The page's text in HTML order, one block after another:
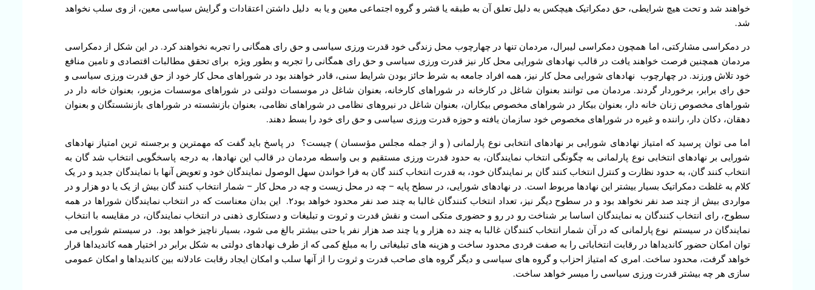
خواهند شد و تحت هیچ شرایطی، حق دمکراتیک هیچکس به دلیل تعلق آن به طبقه یا قشر و گروه اجتماعی معین و یا به دلیل داشتن اعتقادات و گرایش سیاسی معین، از وی سلب نخواهد
شد.
در دمکراسی مشارکتی، اما همچون دمکراسی لیبرال، مردمان تنها در چهارچوب محل زندگی خود قدرت ورزی سیاسی و حق رای همگانی را تجربه نخواهند کرد. در این شکل از دمکراسی
مردمان همچنین فرصت خواهند یافت در قالب نهادهای شورایی محل کار نیز قدرت ورزی سیاسی و حق رای همگانی را تجربه و بطور ویژه برای تحقق مطالبات اقتصادی و تامین منافع
خود تلاش ورزند. در چهارچوب نهادهای شورایی محل کار نیز، همه افراد جامعه به شرط حائز بودن شرایط سنی، قادر خواهند بود در شوراهای محل کار خود از حق قدرت ورزی سیاسی و
حق رای برابر، برخوردار گردند. مردمان می توانند بعنوان شاغل در کارخانه در شوراهای کارخانه، بعنوان شاغل در موسسات دولتی در شوراهای موسسات مزبور، بعنوان خانه دار در
شوراهای مخصوص زنان خانه دار، بعنوان بیکار در شوراهای مخصوص بیکاران، بعنوان شاغل در نیروهای نظامی در شوراهای نظامی، بعنوان بازنشسته در شوراهای بازنشستگان و بعنوان
دهقان، دکان دار، راننده و غیره در شوراهای مخصوص خود سازمان یافته و حوزه قدرت ورزی سیاسی و حق رای خود را بسط دهند.
اما می توان پرسید که امتیاز نهادهای شورایی بر نهادهای انتخابی نوع پارلمانی ( و از جمله مجلس مؤسسان ) چیست؟ در پاسخ باید گفت که مهمترین و برجسته ترین امتیاز نهادهای
شورایی بر نهادهای انتخابی نوع پارلمانی به چگونگی انتخاب نمایندگان، به حدود قدرت ورزی مستقیم و بی واسطه مردمان در قالب این نهادها، به درجه پاسخگویی انتخاب شد گان به
انتخاب کنند گان، به حدود نظارت و کنترل انتخاب کنند گان بر نمایندگان خود، به قدرت انتخاب کنند گان به فرا خواندن سهل الوصول نمایندگان خود و تعویض آنها با نمایندگان جدید و در یک
کلام به غلظت دمکراتیک بسیار بیشتر این نهادها مربوط است. در نهادهای شورایی، در سطح پایه – چه در محل زیست و چه در محل کار – شمار انتخاب کنند گان بیش از یک یا دو هزار و در
مواردی بیش از چند صد نفر نخواهد بود و در سطوح دیگر نیز، تعداد انتخاب کنندگان غالبا به چند صد نفر محدود خواهد بود۲. این بدان معناست که در انتخاب نمایندگان شوراها در همه
سطوح، رای انتخاب کنندگان به نمایندگان اساسا بر شناخت رو در رو و حضوری متکی است و نقش قدرت و ثروت و تبلیغات و دستکاری ذهنی در انتخاب نمایندگان، در مقایسه با انتخاب
نمایندگان در سیستم نوع پارلمانی که در آن شمار انتخاب کنندگان غالبا به چند ده هزار و یا چند صد هزار نفر یا حتی بیشتر بالغ می شود، بسیار ناچیز خواهد بود. در سیستم شورایی می
توان امکان حضور کاندیداها در رقابت انتخاباتی را به صفت فردی محدود ساخت و هزینه های تبلیغاتی را به مبلغ کمی که از طرف نهادهای دولتی به شکل برابر در اختیار همه کاندیداها قرار
خواهد گرفت، محدود ساخت. امری که امتیاز احزاب و گروه های سیاسی و دیگر گروه های صاحب قدرت و ثروت را از آنها سلب و امکان ایجاد رقابت عادلانه بین کاندیداها و امکان عمومی
سازی هر چه بیشتر قدرت ورزی سیاسی را میسر خواهد ساخت.